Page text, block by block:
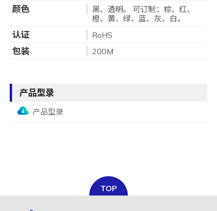
颜色
黑、透明。 可订制：棕、红、
橙、黄、绿、蓝、灰、白。
认证 RoHS
包装 200M
产品型录
产品型录
TOP